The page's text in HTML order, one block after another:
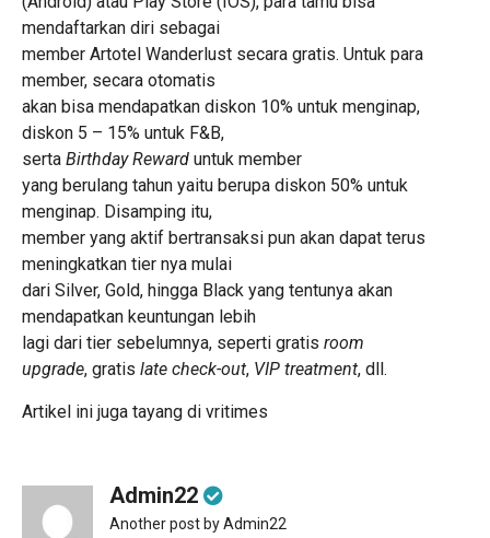
mendaftarkan diri sebagai
member Artotel Wanderlust secara gratis. Untuk para
member, secara otomatis
akan bisa mendapatkan diskon 10% untuk menginap,
diskon 5 – 15% untuk F&B,
serta Birthday Reward untuk member
yang berulang tahun yaitu berupa diskon 50% untuk
menginap. Disamping itu,
member yang aktif bertransaksi pun akan dapat terus
meningkatkan tier nya mulai
dari Silver, Gold, hingga Black yang tentunya akan
mendapatkan keuntungan lebih
lagi dari tier sebelumnya, seperti gratis room
upgrade, gratis late check-out, VIP treatment, dll.
Artikel ini juga tayang di vritimes
Admin22
Another post by Admin22